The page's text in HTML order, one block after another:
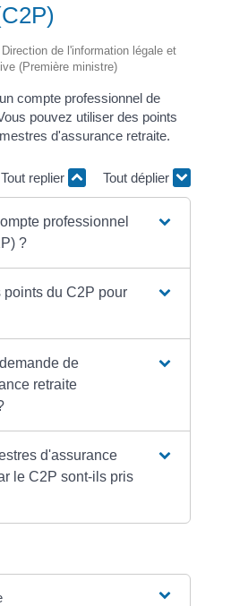
de l'information légale et
(Première ministre)
compte professionnel de
pouvez utiliser des points
d'assurance retraite.
Tout replier Tout déplier
professionnel
?
du C2P pour
de
retraite
d'assurance
le C2P sont-ils pris